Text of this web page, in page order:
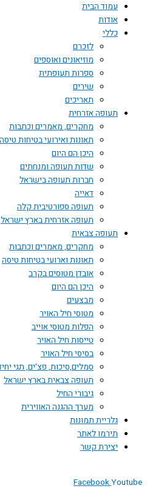
עמוד הבית
אודות
כללי
לזכרם
מוזיאונים ואוספים
ספרות תעופתית
שירים
תאריכים
תעופה אזרחית
מחקרים, מאמרים וכתבות
תאונות ואירועי בטיחות טיסה
היכן הם היום
שדות תעופה ומנחתים
חברות תעופה בישראל
דאייה
תעופה ספורטיבית קלה
תעופה אזרחית בארץ ישראל
תעופה צבאית
מחקרים, מאמרים וכתבות
תאונות וארועי בטיחות טיסה
אובדן מטוסים בקרב
היכן הם היום
מבצעים
מטוסי חיל האויר
הפלות מטוסי אוייב
טייסות חיל האויר
בסיסי חיל האויר
סמלים,סיכות, פצ'ים, תגי יחידות
תעופה צבאית בארץ ישראל
גיבורי החיל
מערך ההגנה האווירית
גלריית תמונות
תירמו לאתר
יצירת קשר
Facebook